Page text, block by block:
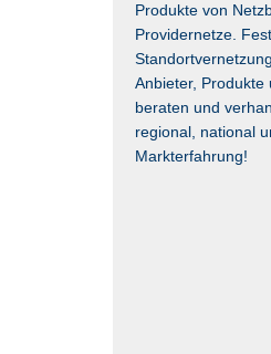
Produkte von
Providernetze.
Anbieter, Produkte
beraten und
regional, national
Markterfahrung!